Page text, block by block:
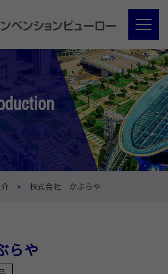
株式会社 かぶらや
らや